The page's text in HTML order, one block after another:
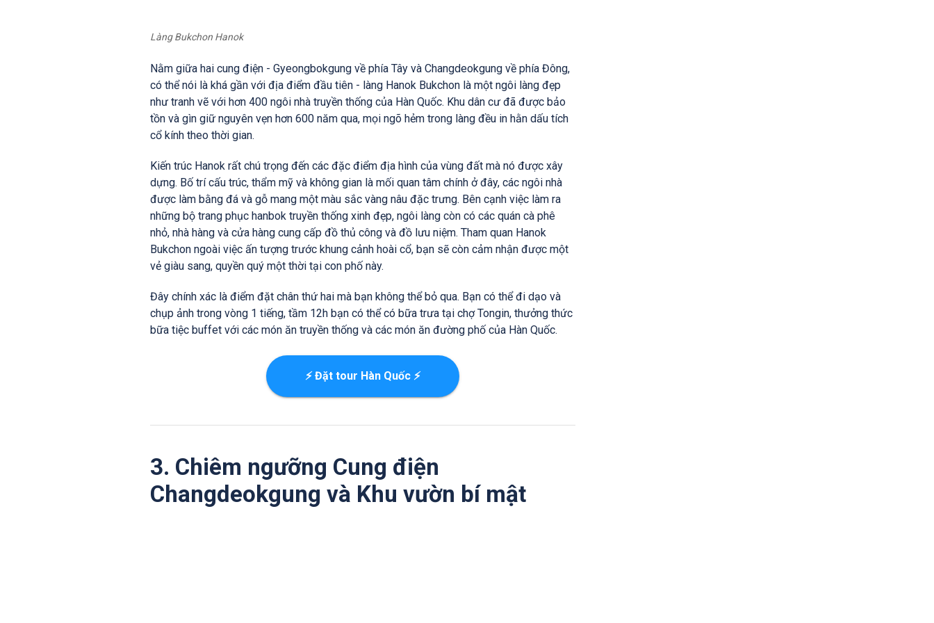
Làng Bukchon Hanok
Nằm giữa hai cung điện - Gyeongbokgung về phía Tây và Changdeokgung về phía Đông,
có thể nói là khá gần với địa điểm đầu tiên - làng Hanok Bukchon là một ngôi làng đẹp
như tranh vẽ với hơn 400 ngôi nhà truyền thống của Hàn Quốc. Khu dân cư đã được bảo
tồn và gìn giữ nguyên vẹn hơn 600 năm qua, mọi ngõ hẻm trong làng đều in hằn dấu tích
cổ kính theo thời gian.
Kiến trúc Hanok rất chú trọng đến các đặc điểm địa hình của vùng đất mà nó được xây
dựng. Bố trí cấu trúc, thẩm mỹ và không gian là mối quan tâm chính ở đây, các ngôi nhà
được làm bằng đá và gỗ mang một màu sắc vàng nâu đặc trưng. Bên cạnh việc làm ra
những bộ trang phục hanbok truyền thống xinh đẹp, ngôi làng còn có các quán cà phê
nhỏ, nhà hàng và cửa hàng cung cấp đồ thủ công và đồ lưu niệm. Tham quan Hanok
Bukchon ngoài việc ấn tượng trước khung cảnh hoài cổ, bạn sẽ còn cảm nhận được một
vẻ giàu sang, quyền quý một thời tại con phố này.
Đây chính xác là điểm đặt chân thứ hai mà bạn không thể bỏ qua. Bạn có thể đi dạo và
chụp ảnh trong vòng 1 tiếng, tầm 12h bạn có thể có bữa trưa tại chợ Tongin, thưởng thức
bữa tiệc buffet với các món ăn truyền thống và các món ăn đường phố của Hàn Quốc.
⚡ Đặt tour Hàn Quốc ⚡
3. Chiêm ngưỡng Cung điện
Changdeokgung và Khu vườn bí mật